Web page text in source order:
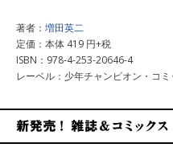
著者： 増田英二
定価：本体 419 円+税
ISBN：978-4-253-20646-4
レーベル：少年チャンピオン・コ